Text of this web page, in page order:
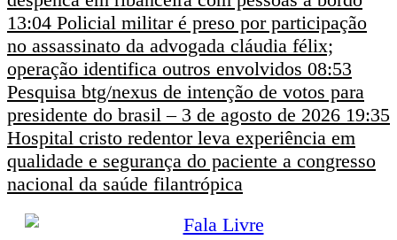
13:04 Policial militar é preso por participação
no assassinato da advogada cláudia félix;
operação identifica outros envolvidos 08:53
Pesquisa btg/nexus de intenção de votos para
presidente do brasil – 3 de agosto de 2026 19:35
Hospital cristo redentor leva experiência em
qualidade e segurança do paciente a congresso
nacional da saúde filantrópica